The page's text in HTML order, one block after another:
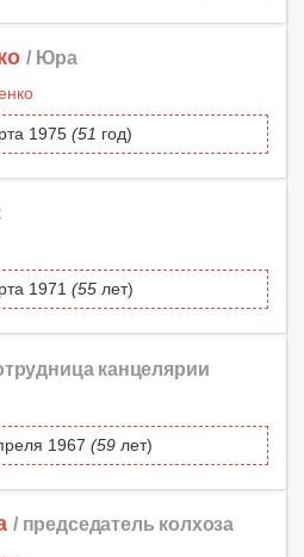
/ Юра
1975 (51 год)
1971 (55 лет)
канцелярии
1967 (59 лет)
/ председатель колхоза